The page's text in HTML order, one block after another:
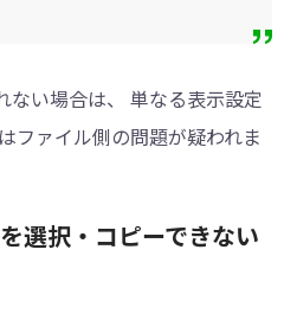
ない場合は、 単なる表示設定
ファイル側の問題が疑われま
選択・コピーできない